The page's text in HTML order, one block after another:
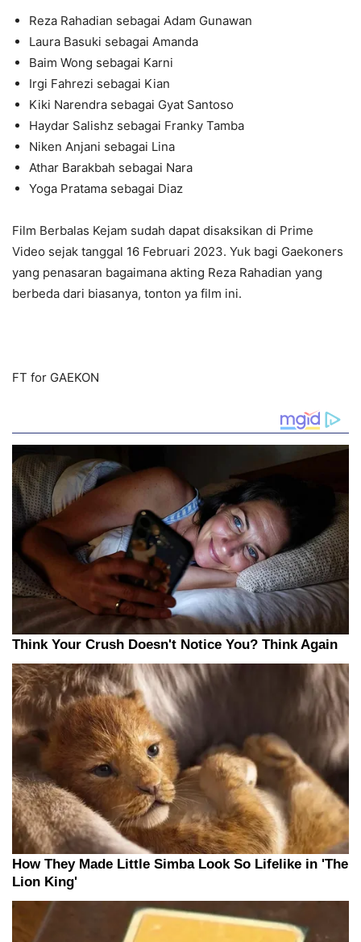
Reza Rahadian sebagai Adam Gunawan
Laura Basuki sebagai Amanda
Baim Wong sebagai Karni
Irgi Fahrezi sebagai Kian
Kiki Narendra sebagai Gyat Santoso
Haydar Salishz sebagai Franky Tamba
Niken Anjani sebagai Lina
Athar Barakbah sebagai Nara
Yoga Pratama sebagai Diaz
Film Berbalas Kejam sudah dapat disaksikan di Prime
Video sejak tanggal 16 Februari 2023. Yuk bagi Gaekoners
yang penasaran bagaimana akting Reza Rahadian yang
berbeda dari biasanya, tonton ya film ini.
FT for GAEKON